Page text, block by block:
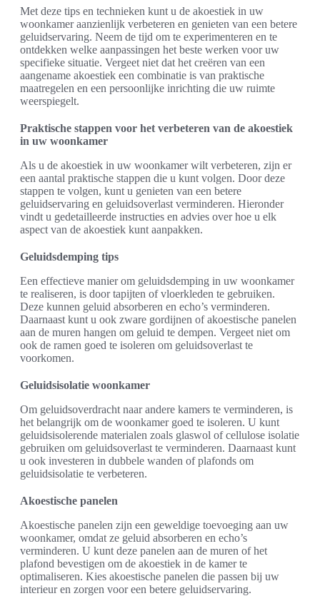
Met deze tips en technieken kunt u de akoestiek in uw
woonkamer aanzienlijk verbeteren en genieten van een betere
geluidservaring. Neem de tijd om te experimenteren en te
ontdekken welke aanpassingen het beste werken voor uw
specifieke situatie. Vergeet niet dat het creëren van een
aangename akoestiek een combinatie is van praktische
maatregelen en een persoonlijke inrichting die uw ruimte
weerspiegelt.
Praktische stappen voor het verbeteren van de akoestiek
in uw woonkamer
Als u de akoestiek in uw woonkamer wilt verbeteren, zijn er
een aantal praktische stappen die u kunt volgen. Door deze
stappen te volgen, kunt u genieten van een betere
geluidservaring en geluidsoverlast verminderen. Hieronder
vindt u gedetailleerde instructies en advies over hoe u elk
aspect van de akoestiek kunt aanpakken.
Geluidsdemping tips
Een effectieve manier om geluidsdemping in uw woonkamer
te realiseren, is door tapijten of vloerkleden te gebruiken.
Deze kunnen geluid absorberen en echo’s verminderen.
Daarnaast kunt u ook zware gordijnen of akoestische panelen
aan de muren hangen om geluid te dempen. Vergeet niet om
ook de ramen goed te isoleren om geluidsoverlast te
voorkomen.
Geluidsisolatie woonkamer
Om geluidsoverdracht naar andere kamers te verminderen, is
het belangrijk om de woonkamer goed te isoleren. U kunt
geluidsisolerende materialen zoals glaswol of cellulose isolatie
gebruiken om geluidsoverlast te verminderen. Daarnaast kunt
u ook investeren in dubbele wanden of plafonds om
geluidsisolatie te verbeteren.
Akoestische panelen
Akoestische panelen zijn een geweldige toevoeging aan uw
woonkamer, omdat ze geluid absorberen en echo’s
verminderen. U kunt deze panelen aan de muren of het
plafond bevestigen om de akoestiek in de kamer te
optimaliseren. Kies akoestische panelen die passen bij uw
interieur en zorgen voor een betere geluidservaring.